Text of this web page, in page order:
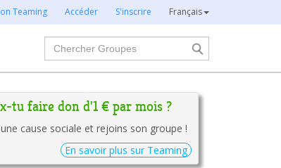
Teaming Accéder S'inscrire Français
Chercher
tu faire don d'1 € par mois ?
cause sociale et rejoins son groupe !
En savoir plus sur Teaming